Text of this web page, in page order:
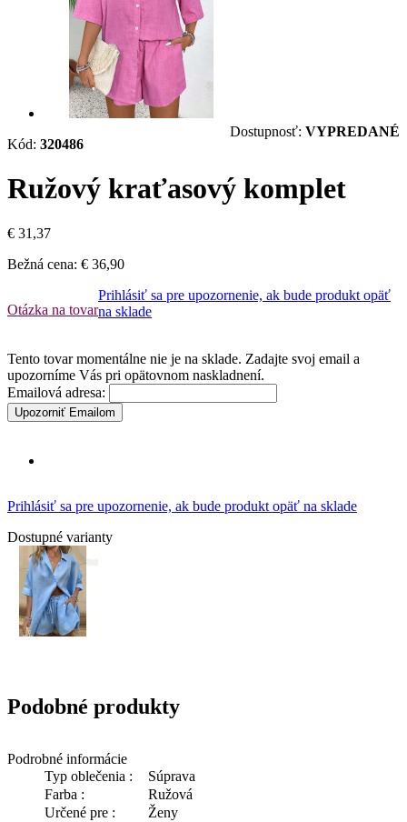
Kód: 320486
Dostupnosť: VYPREDANÉ
Ružový kraťasový komplet
€ 31,37
Bežná cena: € 36,90
Otázka na tovar
Prihlásiť sa pre upozornenie, ak bude produkt opäť
na sklade
Tento tovar momentálne nie je na sklade. Zadajte svoj email a
upozorníme Vás pri opätovnom naskladnení.
Emailová adresa:
Upozorniť Emailom
Prihlásiť sa pre upozornenie, ak bude produkt opäť na sklade
Dostupné varianty
Podrobné informácie
Typ oblečenia :
Súprava
Farba :
Ružová
Určené pre :
Ženy
Podobné produkty